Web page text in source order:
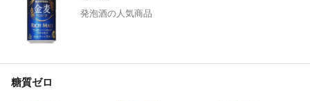
発泡酒の人気商品
糖質ゼロ